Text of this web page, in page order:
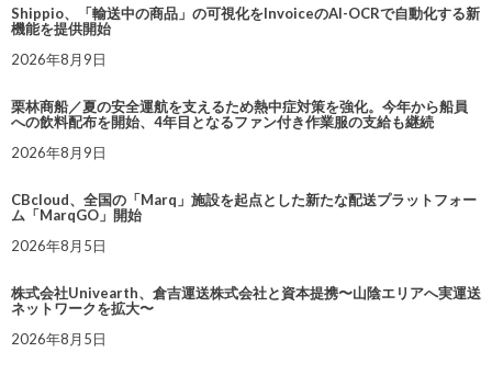
Shippio、「輸送中の商品」の可視化をInvoiceのAI-OCRで自動化する新
機能を提供開始
2026年8月9日
栗林商船／夏の安全運航を支えるため熱中症対策を強化。今年から船員
への飲料配布を開始、4年目となるファン付き作業服の支給も継続
2026年8月9日
CBcloud、全国の「Marq」施設を起点とした新たな配送プラットフォー
ム「MarqGO」開始
2026年8月5日
株式会社Univearth、倉吉運送株式会社と資本提携〜山陰エリアへ実運送
ネットワークを拡大〜
2026年8月5日